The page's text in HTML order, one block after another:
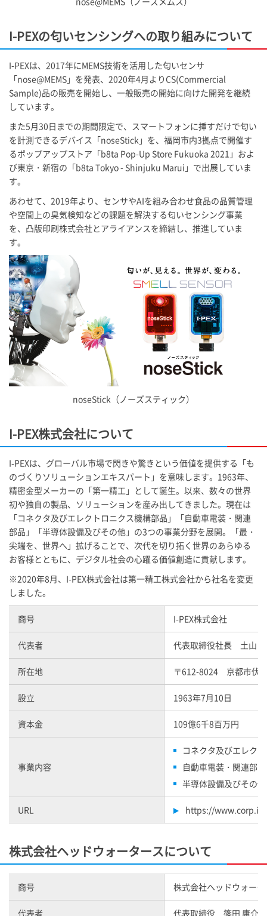
I-PEXの匂いセンシングへの取り組みについて
I-PEXは、2017年にMEMS技術を活用した匂いセンサ
「nose@MEMS」を発表、2020年4月よりCS(Commercial
Sample)品の販売を開始し、一般販売の開始に向けた開発を継続
しています。
また5月30日までの期間限定で、スマートフォンに挿すだけで匂い
を計測できるデバイス「noseStick」を、福岡市内3拠点で開催す
るポップアップストア「b8ta Pop-Up Store Fukuoka 2021」およ
び東京・新宿の「b8ta Tokyo - Shinjuku Marui」で出展していま
す。
あわせて、2019年より、センサやAIを組み合わせ食品の品質管理
や空間上の臭気検知などの課題を解決する匂いセンシング事業
を、凸版印刷株式会社とアライアンスを締結し、推進していま
す。
noseStick（ノーズスティック）
I-PEX株式会社について
I-PEXは、グローバル市場で閃きや驚きという価値を提供する「も
のづくりソリューションエキスパート」を意味します。1963年、
精密金型メーカーの「第一精工」として誕生。以来、数々の世界
初や独自の製品、ソリューションを産み出してきました。現在は
「コネクタ及びエレクトロニクス機構部品」「自動車電装・関連
部品」「半導体設備及びその他」の3つの事業分野を展開。「最・
尖端を、世界へ」拡げることで、次代を切り拓く世界のあらゆる
お客様とともに、デジタル社会の心躍る価値創造に貢献します。
※2020年8月、 I-PEX株式会社は第一精工株式会社から社名を変更
しました。
商号 I-PEX株式会社
代表者 代表取締役社長 土山
所在地 〒612-8024 京都市伏
設立 1963年7月10日
資本金 109億6千8百万円
事業内容
コネクタ及びエレク
自動車電装・関連部
半導体設備及びその
URL https://www.corp.i-
株式会社ヘッドウォータースについて
商号 株式会社ヘッドウォー
代表者 代表取締役 篠田 庸介